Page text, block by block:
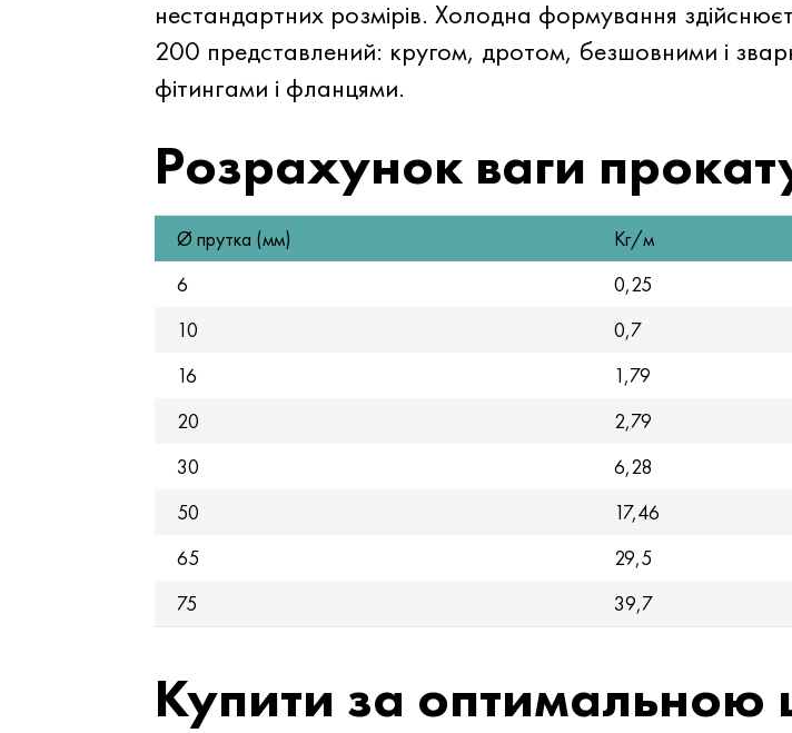
нестандартних розмірів. Холодна формування
200 представлений: кругом, дротом, безшовними і
фітингами і фланцями.
Розрахунок ваги
Ø прутка (мм) Кг/м
6
0,25
10
0,7
16
1,79
20
2,79
30
6,28
50
17,46
65
29,5
75
39,7
Купити за оптимальною